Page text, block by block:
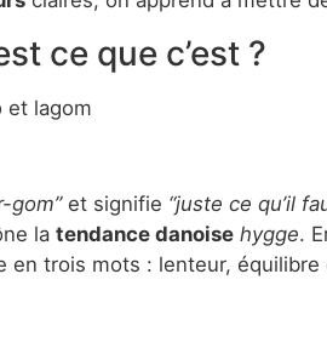
ce que c’est ?
gom”et signifie “juste ce qu’il
la tendance danoise hygge.
en trois mots : lenteur,